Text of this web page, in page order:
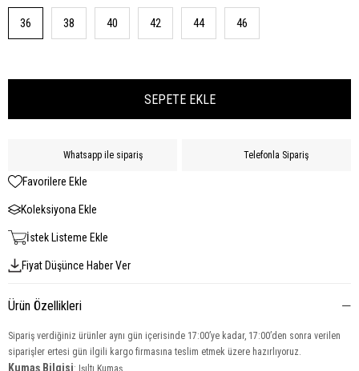
36 38 40 42 44 46
Whatsapp ile sipariş Telefonla Sipariş
Favorilere Ekle
Koleksiyona Ekle
İstek Listeme Ekle
Fiyat Düşünce Haber Ver
Ürün Özellikleri
Sipariş verdiğiniz ürünler aynı gün içerisinde 17:00’ye kadar, 17:00’den sonra verilen
siparişler ertesi gün ilgili kargo firmasına teslim etmek üzere hazırlıyoruz.
Kumaş Bilgisi: Işıltı Kumaş